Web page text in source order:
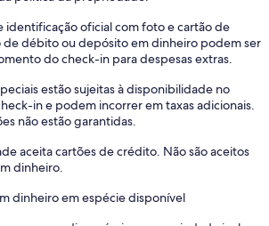
identificação oficial com foto e cartão de
débito ou depósito em dinheiro podem ser
do check-in para despesas extras.
estão sujeitas à disponibilidade no
in e podem incorrer em taxas adicionais.
não estão garantidas.
aceita cartões de crédito. Não são aceitos
dinheiro.
dinheiro em espécie disponível